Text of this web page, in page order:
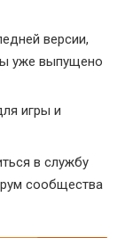
версии,
уже выпущено
игры и
в службу
сообщества